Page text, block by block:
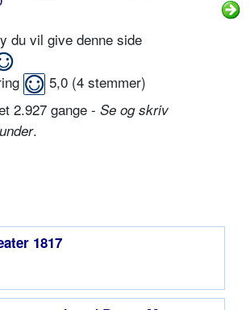
du vil give denne side
5,0 (4 stemmer)
2.927 gange - Se og skriv
.
1817